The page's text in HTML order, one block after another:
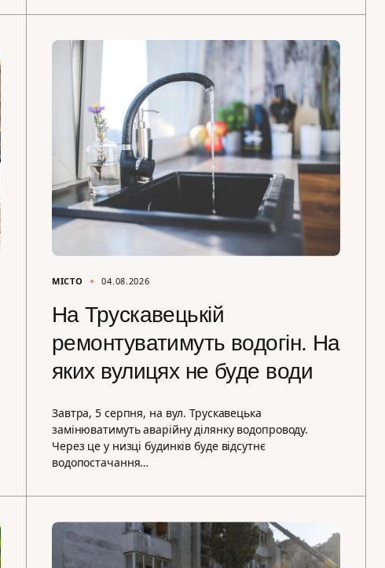
МІСТО 04.08.2026
На Трускавецькій
ремонтуватимуть водогін. На
яких вулицях не буде води
Завтра, 5 серпня, на вул. Трускавецька
замінюватимуть аварійну ділянку водопроводу.
Через це у низці будинків буде відсутнє
водопостачання…